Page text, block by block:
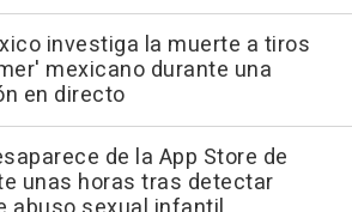
investiga la muerte a tiros
mexicano durante una
en directo
de la App Store de
unas horas tras detectar